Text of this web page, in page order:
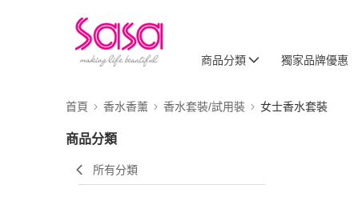
商品分類 獨家品牌優惠
首頁 香水香薰 香水套裝/試用裝 女士香水套裝
商品分類
所有分類